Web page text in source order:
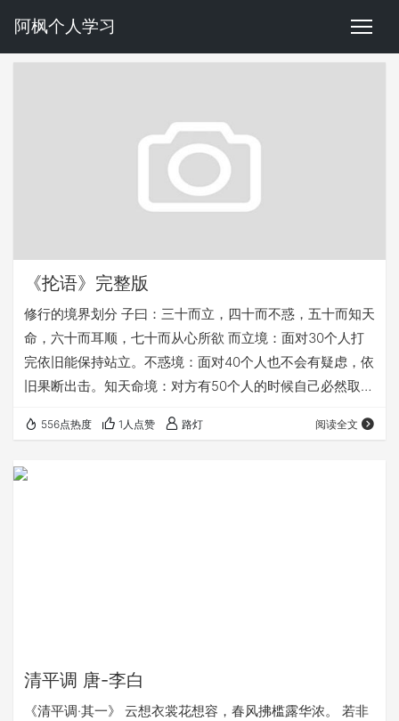
阿枫个人学习
《抡语》完整版
修行的境界划分 子曰：三十而立，四十而不惑，五十而知天
命，六十而耳顺，七十而从心所欲 而立境：面对30个人打
完依旧能保持站立。不惑境：面对40个人也不会有疑虑，依
旧果断出击。知天命境：对方有50个人的时候自己必然取胜
道理​。从心境：即使对面有70个以上的人，依然想怎么打就
技艺 义：双臂交错，以手刃削首的技艺 礼：镰刀或其他利
556点热度 1人点赞 路灯 阅读全文
清平调 唐-李白
《清平调·其一》 云想衣裳花想容，春风拂槛露华浓。 若非